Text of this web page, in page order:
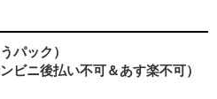
パック）
ビニ後払い不可＆あす楽不可）